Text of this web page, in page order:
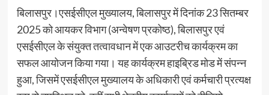
बिलासपुर।एसईसीएल मुख्यालय, बिलासपुर में दिनांक 23 सितम्बर
2025 को आयकर विभाग (अन्वेषण प्रकोष्ठ), बिलासपुर एवं
एसईसीएल के संयुक्त तत्वावधान में एक आउटरीच कार्यक्रम का
सफल आयोजन किया गया। यह कार्यक्रम हाइब्रिड मोड में संपन्न
हुआ, जिसमें एसईसीएल मुख्यालय के अधिकारी एवं कर्मचारी प्रत्यक्ष